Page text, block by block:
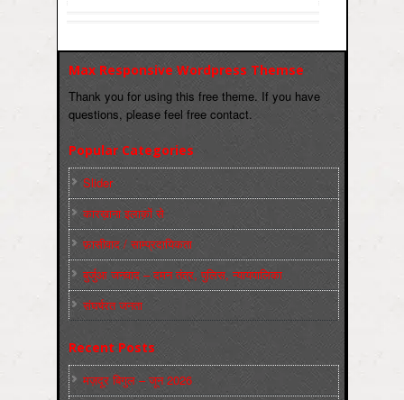
Max Responsive Wordpress Themse
Thank you for using this free theme. If you have
questions, please feel free contact.
Popular Categories
Slider
कारख़ाना इलाक़ों से
फ़ासीवाद / साम्‍प्रदायिकता
बुर्जुआ जनवाद – दमन तंत्र, पुलिस, न्‍यायपालिका
संघर्षरत जनता
Recent Posts
मज़दूर बिगुल – जून 2026